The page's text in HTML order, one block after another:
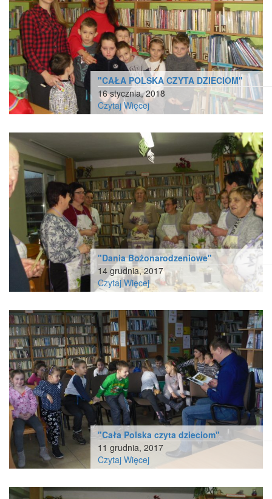
"CAŁA POLSKA CZYTA DZIECIOM"
16 stycznia, 2018
Czytaj Więcej
"Dania Bożonarodzeniowe"
14 grudnia, 2017
Czytaj Więcej
"Cała Polska czyta dzieciom"
11 grudnia, 2017
Czytaj Więcej